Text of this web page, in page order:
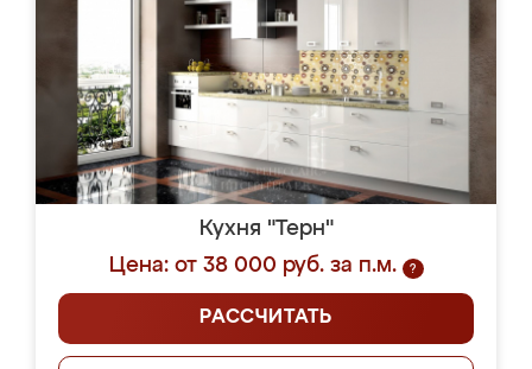
Кухня "Терн"
Цена: от 38 000 руб. за п.м.
?
РАССЧИТАТЬ